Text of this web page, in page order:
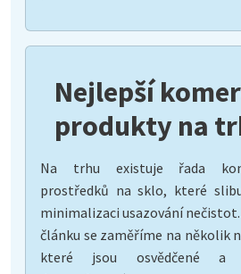
Nejlepší
produkty na
Na trhu existuje řada
prostředků na sklo, které
minimalizaci usazování
článku se zaměříme na několik
které jsou osvědčené a